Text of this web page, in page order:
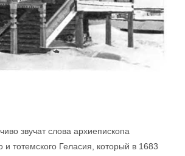
звучат слова архиепископа
и тотемского Геласия, который в 1683